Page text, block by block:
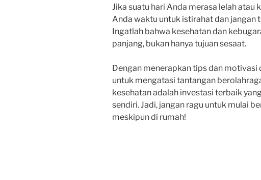
Jika suatu hari Anda merasa lelah atau
Anda waktu untuk istirahat dan jangan
Ingatlah bahwa kesehatan dan
panjang, bukan hanya tujuan sesaat.
Dengan menerapkan tips dan motivasi
untuk mengatasi tantangan
kesehatan adalah investasi terbaik
sendiri. Jadi, jangan ragu untuk mulai
meskipun di rumah!